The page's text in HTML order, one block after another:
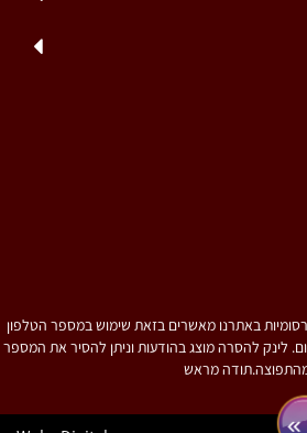
באתרנו מאשרים בזאת שימוש במספר הטלפון
לינק להסרה מוצג בהודעות וניתן להסיר את המספר
מראש